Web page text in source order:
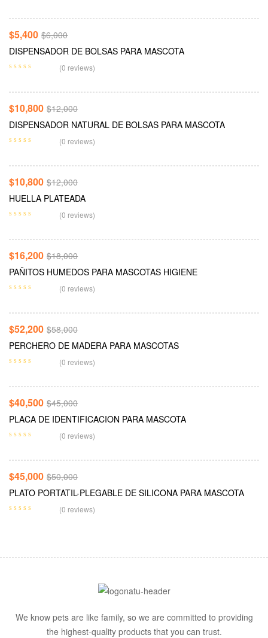
-10%$6,000
$5,400
DISPENSADOR DE BOLSAS PARA MASCOTA
(0 reviews)
-10% $12,000
$10,800
DISPENSADOR NATURAL DE BOLSAS PARA MASCOTA
(0 reviews)
-10% $12,000
$10,800
HUELLA PLATEADA
(0 reviews)
-10% $18,000
$16,200
PAÑITOS HUMEDOS PARA MASCOTAS HIGIENE
(0 reviews)
-10% $58,000
$52,200
PERCHERO DE MADERA PARA MASCOTAS
(0 reviews)
-10% $45,000
$40,500
PLACA DE IDENTIFICACION PARA MASCOTA
(0 reviews)
-10% $50,000
$45,000
PLATO PORTATIL-PLEGABLE DE SILICONA PARA MASCOTA
(0 reviews)
We know pets are like family, so we are committed to providing
the highest-quality products that you can trust.